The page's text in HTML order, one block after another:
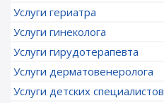
Услуги гериатра
Услуги гинеколога
Услуги гирудотерапевта
Услуги дерматовенеролога
Услуги детских специалистов